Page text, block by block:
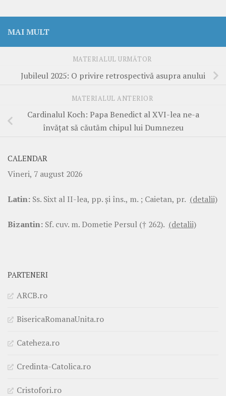
MAI MULT
MATERIALUL URMĂTOR
Jubileul 2025: O privire retrospectivă asupra anului
MATERIALUL ANTERIOR
Cardinalul Koch: Papa Benedict al XVI-lea ne-a
învățat să căutăm chipul lui Dumnezeu
CALENDAR
Vineri, 7 august 2026
Latin: Ss. Sixt al II-lea, pp. şi îns., m. ; Caietan, pr. (detalii)
Bizantin: Sf. cuv. m. Dometie Persul († 262). (detalii)
PARTENERI
ARCB.ro
BisericaRomanaUnita.ro
Cateheza.ro
Credinta-Catolica.ro
Cristofori.ro